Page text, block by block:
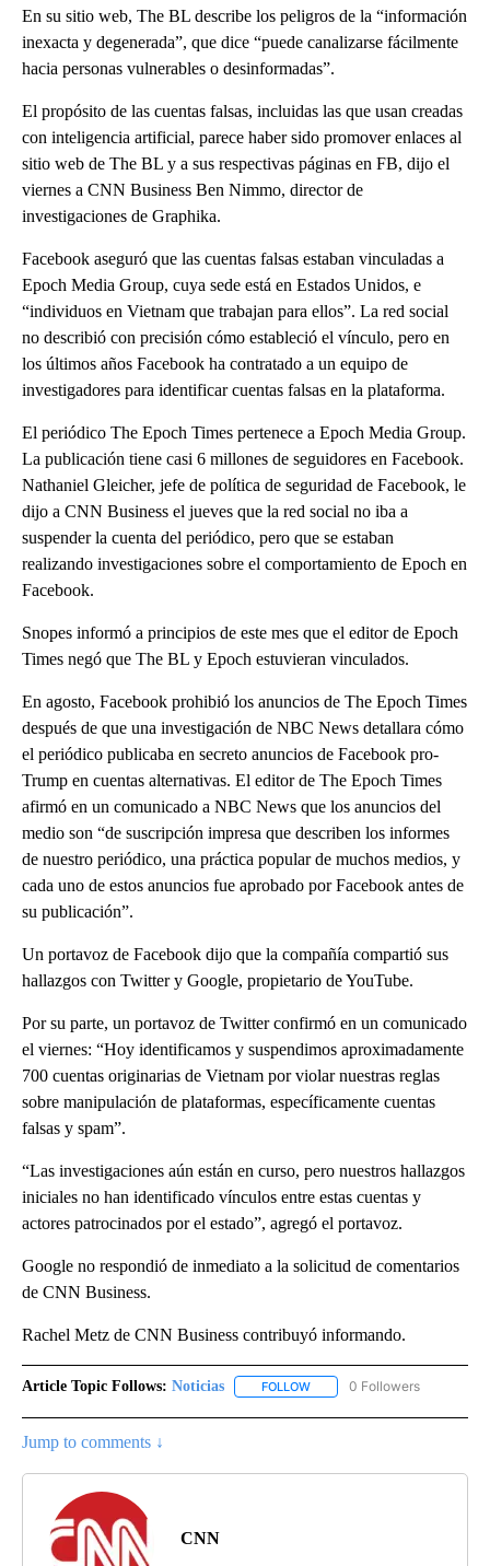
En su sitio web, The BL describe los peligros de la “información
inexacta y degenerada”, que dice “puede canalizarse fácilmente
hacia personas vulnerables o desinformadas”.
El propósito de las cuentas falsas, incluidas las que usan creadas
con inteligencia artificial, parece haber sido promover enlaces al
sitio web de The BL y a sus respectivas páginas en FB, dijo el
viernes a CNN Business Ben Nimmo, director de
investigaciones de Graphika.
Facebook aseguró que las cuentas falsas estaban vinculadas a
Epoch Media Group, cuya sede está en Estados Unidos, e
“individuos en Vietnam que trabajan para ellos”. La red social
no describió con precisión cómo estableció el vínculo, pero en
los últimos años Facebook ha contratado a un equipo de
investigadores para identificar cuentas falsas en la plataforma.
El periódico The Epoch Times pertenece a Epoch Media Group.
La publicación tiene casi 6 millones de seguidores en Facebook.
Nathaniel Gleicher, jefe de política de seguridad de Facebook, le
dijo a CNN Business el jueves que la red social no iba a
suspender la cuenta del periódico, pero que se estaban
realizando investigaciones sobre el comportamiento de Epoch en
Facebook.
Snopes informó a principios de este mes que el editor de Epoch
Times negó que The BL y Epoch estuvieran vinculados.
En agosto, Facebook prohibió los anuncios de The Epoch Times
después de que una investigación de NBC News detallara cómo
el periódico publicaba en secreto anuncios de Facebook pro-
Trump en cuentas alternativas. El editor de The Epoch Times
afirmó en un comunicado a NBC News que los anuncios del
medio son “de suscripción impresa que describen los informes
de nuestro periódico, una práctica popular de muchos medios, y
cada uno de estos anuncios fue aprobado por Facebook antes de
su publicación”.
Un portavoz de Facebook dijo que la compañía compartió sus
hallazgos con Twitter y Google, propietario de YouTube.
Por su parte, un portavoz de Twitter confirmó en un comunicado
el viernes: “Hoy identificamos y suspendimos aproximadamente
700 cuentas originarias de Vietnam por violar nuestras reglas
sobre manipulación de plataformas, específicamente cuentas
falsas y spam”.
“Las investigaciones aún están en curso, pero nuestros hallazgos
iniciales no han identificado vínculos entre estas cuentas y
actores patrocinados por el estado”, agregó el portavoz.
Google no respondió de inmediato a la solicitud de comentarios
de CNN Business.
Rachel Metz de CNN Business contribuyó informando.
Article Topic Follows: Noticias FOLLOW FOLLOW "NOTICIAS" TO
0 Followers
Jump to comments ↓
CNN